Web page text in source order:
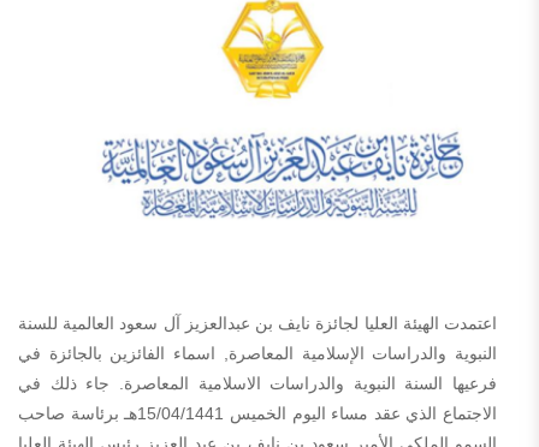
اعتمدت الهيئة العليا لجائزة نايف بن عبدالعزيز آل سعود العالمية للسنة
النبوية والدراسات الإسلامية المعاصرة, اسماء الفائزين بالجائزة في
فرعيها السنة النبوية والدراسات الاسلامية المعاصرة. جاء ذلك في
الاجتماع الذي عقد مساء اليوم الخميس 15/04/1441هـ برئاسة صاحب